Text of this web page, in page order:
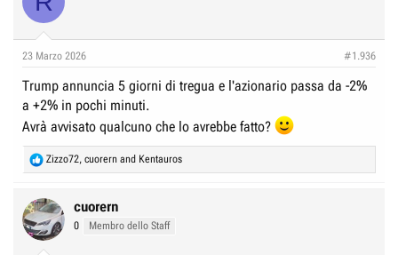
o
e
i
s
u
s
s
n
i
z
i
23 Marzo 2026 #1.936
Trump annuncia 5 giorni di tregua e l'azionario passa da -2%
a +2% in pochi minuti.
Avrà avvisato qualcuno che lo avrebbe fatto?
R
e
c
t
i
Zizzo72, cuorern and Kentauros
cuorern
0 Membro dello Staff